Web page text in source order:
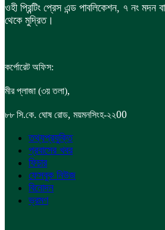
ওহী প্রিন্টিং প্রেস এন্ড পাবলিকেশন, ৭ নং
থেকে মুদ্রিত।
কর্পোরেট অফিস:
মীর প্লাজা (৩য় তলা),
৮৮ সি.কে. ঘোষ রোড, ময়মনসিংহ-২২00
তথ্যপ্রযুক্তি
প্রবাসের খবর
ফিচার
ফেসবুক নিউজ
বিনোদন
ভ্রমণ